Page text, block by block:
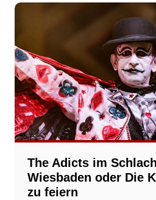
The Adicts im
Wiesbaden oder Die
zu feiern